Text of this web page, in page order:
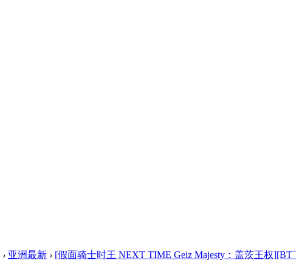
› 亚洲最新 › [假面骑士时王 NEXT TIME Geiz Majesty：盖茨王权][BT